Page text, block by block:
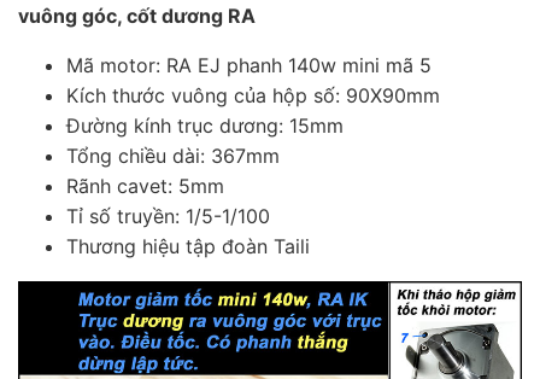
vuông góc, cốt dương RA
Mã motor: RA EJ phanh 140w mini mã 5
Kích thước vuông của hộp số: 90X90mm
Đường kính trục dương: 15mm
Tổng chiều dài: 367mm
Rãnh cavet: 5mm
Tỉ số truyền: 1/5-1/100
Thương hiệu tập đoàn Taili